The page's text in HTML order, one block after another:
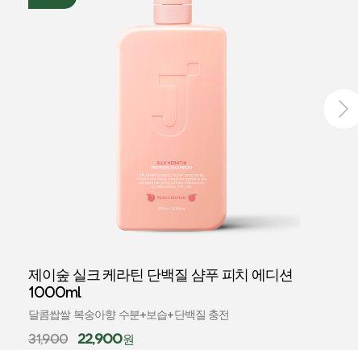
제이숲 실크 케라틴 단백질 샴푸 피치 에디션
1000ml
달콤쌉쌀 복숭아향 수분+보습+단백질 충전
31,900 22,900원